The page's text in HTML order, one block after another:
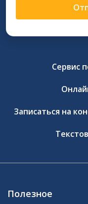
Сервис
Записаться на
Полезное